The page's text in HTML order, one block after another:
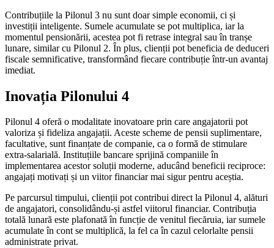
Contribuțiile la Pilonul 3 nu sunt doar simple economii, ci și
investiții inteligente. Sumele acumulate se pot multiplica, iar la
momentul pensionării, acestea pot fi retrase integral sau în tranșe
lunare, similar cu Pilonul 2. În plus, clienții pot beneficia de deduceri
fiscale semnificative, transformând fiecare contribuție într-un avantaj
imediat.
Inovația Pilonului 4
Pilonul 4 oferă o modalitate inovatoare prin care angajatorii pot
valoriza și fideliza angajații. Aceste scheme de pensii suplimentare,
facultative, sunt finanțate de companie, ca o formă de stimulare
extra-salarială. Instituțiile bancare sprijină companiile în
implementarea acestor soluții moderne, aducând beneficii reciproce:
angajați motivați și un viitor financiar mai sigur pentru aceștia.
Pe parcursul timpului, clienții pot contribui direct la Pilonul 4, alături
de angajatori, consolidându-și astfel viitorul financiar. Contribuția
totală lunară este plafonată în funcție de venitul fiecăruia, iar sumele
acumulate în cont se multiplică, la fel ca în cazul celorlalte pensii
administrate privat.